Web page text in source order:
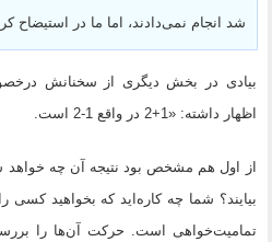
شد انجام نمی‌دادند، اما ما در استیضاح
بیادی در بخش دیگری از سخنانش
اظهار داشته: «1+2 در واقع 1-2 است.
از اول هم مشخص بود نتیجه آن چه
بیایند؟ شما چه کاره‌اید که بخواهید کسی
تمامیت‌خواهی است. حرکت آن‌ها را